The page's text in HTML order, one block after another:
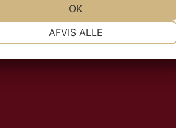
AFVIS ALLE
OK